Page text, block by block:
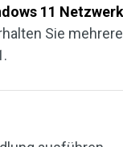
11
Sie